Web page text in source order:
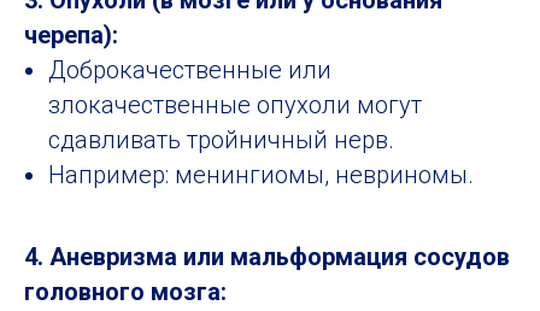
черепа):
Доброкачественные или
злокачественные опухоли могут
сдавливать тройничный нерв.
Например: менингиомы, невриномы.
4. Аневризма или мальформация сосудов
головного мозга: